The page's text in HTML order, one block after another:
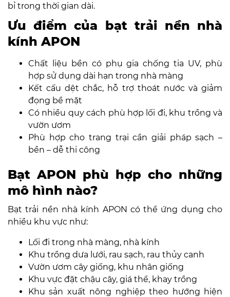
bỉ trong thời gian dài.
Ưu điểm của bạt trải nền nhà
kính APON
Chất liệu bền có phụ gia chống tia UV, phù
hợp sử dụng dài hạn trong nhà màng
Kết cấu dệt chắc, hỗ trợ thoát nước và giảm
đọng bề mặt
Có nhiều quy cách phù hợp lối đi, khu trồng và
vườn ươm
Phù hợp cho trang trại cần giải pháp sạch –
bền – dễ thi công
Bạt APON phù hợp cho những
mô hình nào?
Bạt trải nền nhà kính APON có thể ứng dụng cho
nhiều khu vực như:
Lối đi trong nhà màng, nhà kính
Khu trồng dưa lưới, rau sạch, rau thủy canh
Vườn ươm cây giống, khu nhân giống
Khu vực đặt chậu cây, giá thể, khay trồng
Khu sản xuất nông nghiệp theo hướng hiện